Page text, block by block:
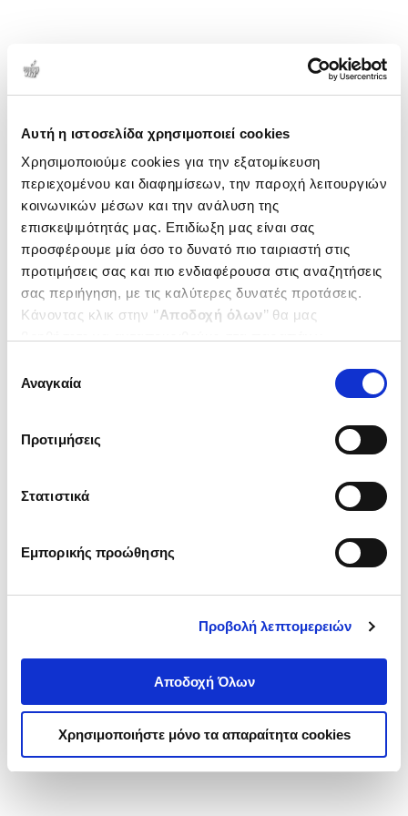
Αυτή η ιστοσελίδα χρησιμοποιεί cookies
Χρησιμοποιούμε cookies για την εξατομίκευση
περιεχομένου και διαφημίσεων, την παροχή λειτουργιών
κοινωνικών μέσων και την ανάλυση της
επισκεψιμότητάς μας. Επιδίωξη μας είναι σας
προσφέρουμε μία όσο το δυνατό πιο ταιριαστή στις
προτιμήσεις σας και πιο ενδιαφέρουσα στις αναζητήσεις
σας περιήγηση, με τις καλύτερες δυνατές προτάσεις.
Κάνοντας κλικ στην ‘’Αποδοχή όλων’’ θα μας
ενδιαφέρουν και να επιλέξετε από τα παρακάτω με την
΄΄και να ενημερωθείτε σχετικά με
συγκατάθεσης
Αναγκαία
Προτιμήσεις
Στατιστικά
Εμπορικής προώθησης
Προβολή λεπτομερειών
Αποδοχή Όλων
Χρησιμοποιήστε μόνο τα απαραίτητα cookies